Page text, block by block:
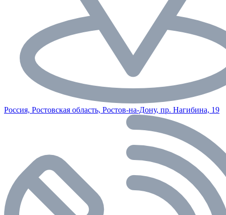
Россия, Ростовская область, Ростов-на-Дону, пр. Нагибина, 19